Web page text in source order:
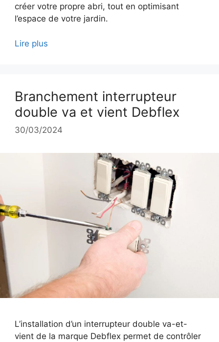
créer votre propre abri, tout en optimisant
l’espace de votre jardin.
Lire plus
Branchement interrupteur
double va et vient Debflex
30/03/2024
L’installation d’un interrupteur double va-et-
vient de la marque Debflex permet de contrôler